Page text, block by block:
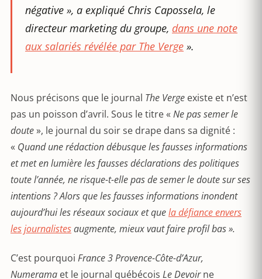
négative », a expliqué Chris Capossela, le
directeur marketing du groupe, dans une note
aux salariés révélée parThe Verge ».
Nous précisons que le journal The Verge existe et n’est
pas un poisson d’avril. Sous le titre « Ne pas semer le
doute», le journal du soir se drape dans sa dignité :
« Quand une rédaction débusque les fausses informations
et met en lumière les fausses déclarations des politiques
toute l’année, ne risque-t-elle pas de semer le doute sur ses
intentions ? Alors que les fausses informations inondent
aujourd’hui les réseaux sociaux et quela défiance envers
les journalistesaugmente, mieux vaut faire profil bas ».
C’est pourquoi France 3 Provence-Côte-d’Azur,
Numerama et le journal québécois Le Devoirne